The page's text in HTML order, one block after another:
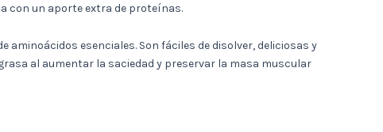
con un aporte extra de proteínas.
esenciales. Son fáciles de disolver, deliciosas y
al aumentar la saciedad y preservar la masa muscular